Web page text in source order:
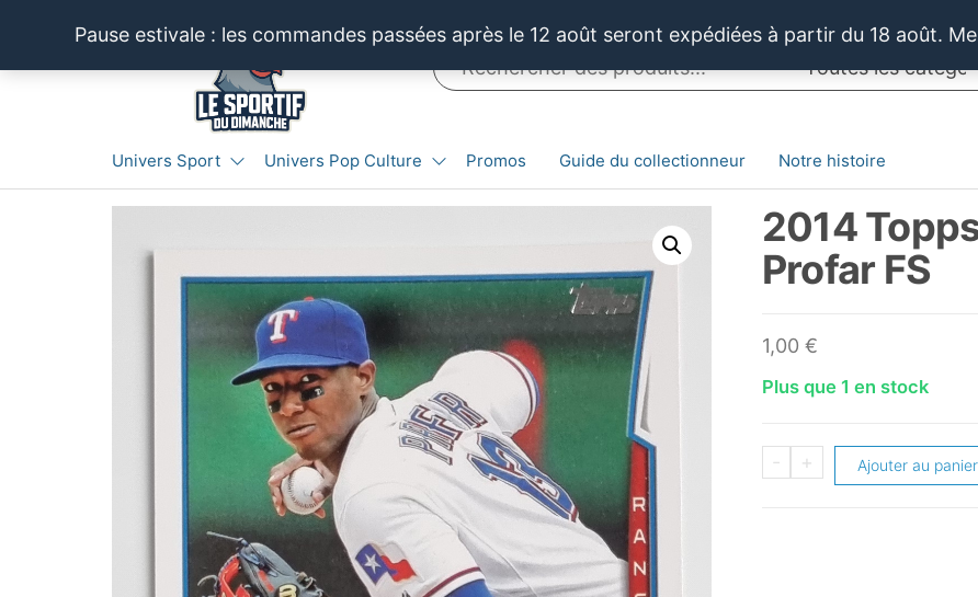
contenu
Pause estivale : les commandes passées après le 12 août seront expédiées à partir du 18 août.
LE SPORTIF
DU
et
produits
Univers Sport Univers Pop Culture Promos Guide du collectionneur Notre histoire
2014
Profar FS
1,00 €
Plus que 1 en stock
-
quantité
+ Ajouter au panier